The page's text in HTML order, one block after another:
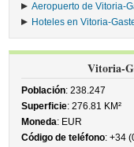
Aeropuerto de Vitoria-
Hoteles en Vitoria-
Vitoria-
Población: 238.247
Superficie: 276.81 KM²
Moneda: EUR
Código de teléfono: +34